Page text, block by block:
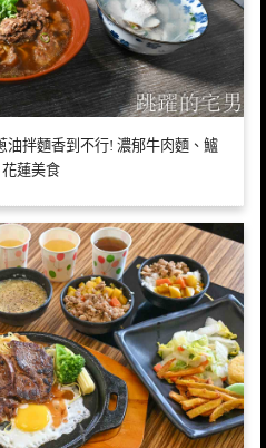
油拌麵香到不行! 濃郁牛肉麵、鱸
蓮美食